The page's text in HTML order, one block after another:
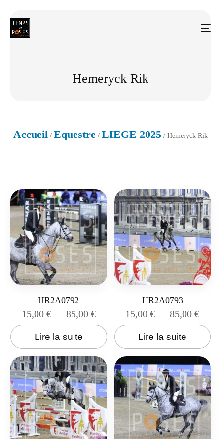
Hemeryck Rik
Accueil / Equestre / LIEGE 2025 / Hemeryck Rik
HR2A0792
15,00 € – 85,00 €
Lire la suite
HR2A0793
15,00€ – 85,00€
Lire la suite